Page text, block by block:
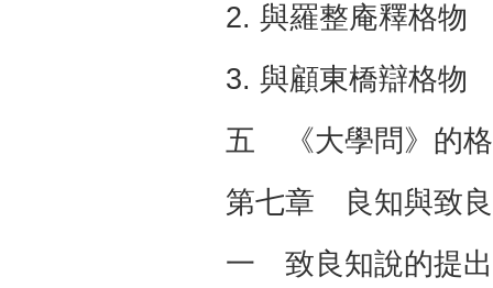
2. 與羅整庵釋格
3. 與顧東橋辯格
五 《大學問》的
第七章 良知與
一 致良知說的提